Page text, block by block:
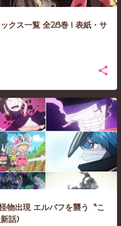
クス一覧 全28巻 | 表紙・サ
物出現 エルバフを襲う〝こ
話)